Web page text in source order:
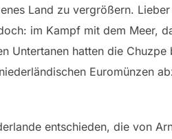
Land zu vergrößern.
im Kampf mit dem Meer,
Untertanen hatten die Chuzpe
Euromünzen
entschieden, die von